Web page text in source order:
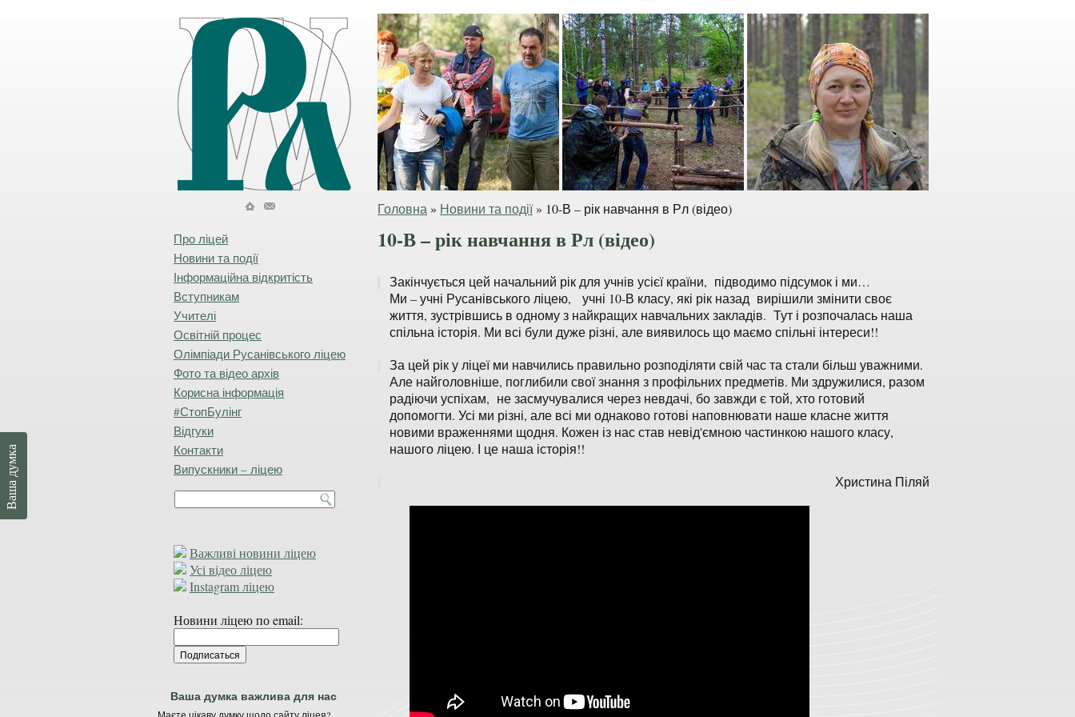
Головна » Новини та події» 10-В – рік навчання в Рл (відео)
Про ліцей
Новини та події
Інформаційна відкритість
Вступникам
Учителі
Освітній процес
Олімпіади Русанівського ліцею
Фото та відео архів
Корисна інформація
#СтопБулінг
Відгуки
Контакти
Випускники – ліцею
Важливі новини ліцею
Усі відео ліцею
Instagram ліцею
Новини ліцею по email:
Ваша думка важлива для нас
10-В – рік навчання в Рл (відео)
Закінчується цей начальний рік для учнів усієї країни, підводимо підсумок і ми…
Ми – учні Русанівського ліцею, учні 10-В класу, які рік назад вирішили змінити своє
життя, зустрівшись в одному з найкращих навчальних закладів. Тут і розпочалась наша
спільна історія. Ми всі були дуже різні, але виявилось що маємо спільні інтереси!!
За цей рік у ліцеї ми навчились правильно розподіляти свій час та стали більш уважними.
Але найголовніше, поглибили свої знання з профільних предметів. Ми здружилися, разом
радіючи успіхам, не засмучувалися через невдачі, бо завжди є той, хто готовий
допомогти. Усі ми різні, але всі ми однаково готові наповнювати наше класне життя
новими враженнями щодня. Кожен із нас став невід'ємною частинкою нашого класу,
нашого ліцею. І це наша історія!!
Христина Піляй
Ваша думка